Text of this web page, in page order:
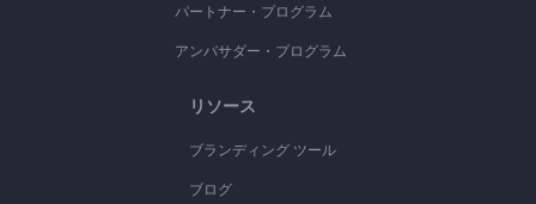
パートナー・プログラム
アンバサダー・プログラム
リソース
ブランディング ツール
ブログ